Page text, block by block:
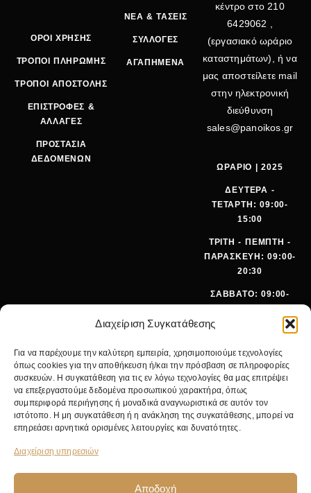
Διαχείριση Συγκατάθεσης
Για να παρέχουμε την καλύτερη εμπειρία, χρησιμοποιούμε τεχνολογίες
όπως cookies για την αποθήκευση ή/και την πρόσβαση σε πληροφορίες
συσκευών. Η συγκατάθεση για τις εν λόγω τεχνολογίες θα μας επιτρέψει
να επεξεργαστούμε δεδομένα προσωπικού χαρακτήρα, όπως
συμπεριφορά περιήγησης ή μοναδικά αναγνωριστικά σε αυτόν τον
ιστότοπο. Η μη συγκατάθεση ή η ανάκληση της συγκατάθεσης, μπορεί να
επηρεάσει αρνητικά ορισμένες λειτουργίες και δυνατότητες.
Διαχείριση υπηρεσιών
Αποδοχή
ΟΡΟΙ ΧΡΗΣΗΣ
ΤΡΟΠΟΙ ΠΛΗΡΩΜΗΣ
ΤΡΟΠΟΙ ΑΠΟΣΤΟΛΗΣ
ΕΠΙΣΤΡΟΦΕΣ &
ΑΛΛΑΓΕΣ
ΠΡΟΣΤΑΣΙΑ
ΔΕΔΟΜΕΝΩΝ
ΝΕΑ & ΤΑΣΕΙΣ
ΣΥΛΛΟΓΕΣ
ΑΓΑΠΗΜΕΝΑ
κέντρο στο 210
6429062
(εργασιακό ωράριο
καταστημάτων), ή να
μας αποστείλετε mail
στην ηλεκτρονική
διεύθυνση
sales@panoikos.gr
ΩΡΑΡΙΟ | 2025
ΔΕΥΤΕΡΑ -
ΤΕΤΑΡΤΗ: 09:00-
15:00
ΤΡΙΤΗ - ΠΕΜΠΤΗ -
ΠΑΡΑΣΚΕΥΗ: 09:00-
20:30
ΣΑΒΒΑΤΟ: 09:00-
ΩΝΟ:
642 9062
EMA
IL:
SALES@PANOI
KOS.GR
ΚΕΝΤΡΙΚ
Ο
ΚΑΤΑΣΤΗ
ΝΙΚ.
ΓΚΥΖΗ 24,